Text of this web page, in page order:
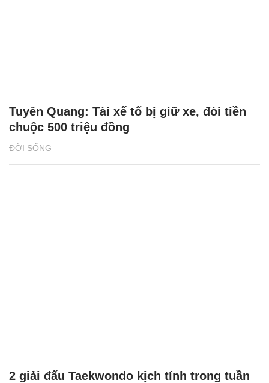
ĐỜI SỐNG
Tuyên Quang: Tài xế tố bị giữ xe, đòi tiền
chuộc 500 triệu đồng
2 giải đấu Taekwondo kịch tính trong tuần